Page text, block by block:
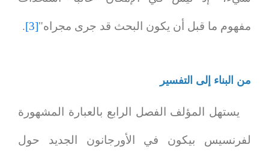
مفهوم ما قبل أن يكون البحث قد جرى مجراه"[3]
.
من البناء إلى التفسير
يستهل المؤلف الفصل الرابع بالعبارة المشهورة
لفرنسيس بيكون في الأورجانون الجديد حول